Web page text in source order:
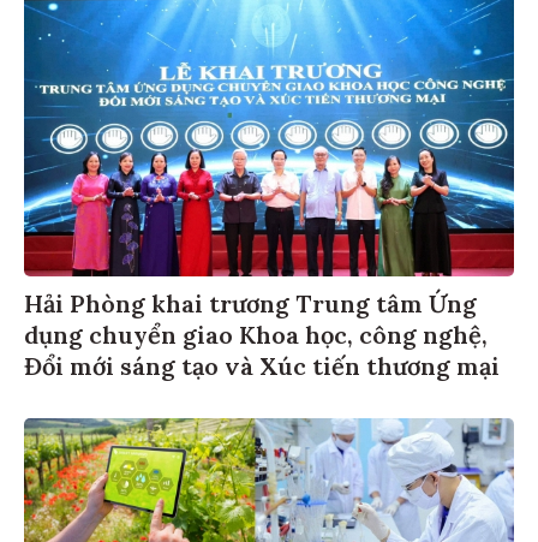
Hải Phòng khai trương Trung tâm Ứng
dụng chuyển giao Khoa học, công nghệ,
Đổi mới sáng tạo và Xúc tiến thương mại